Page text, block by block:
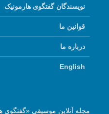
نویسندگان گفتگوی هارمونیک
قوانین ما
درباره ما
English